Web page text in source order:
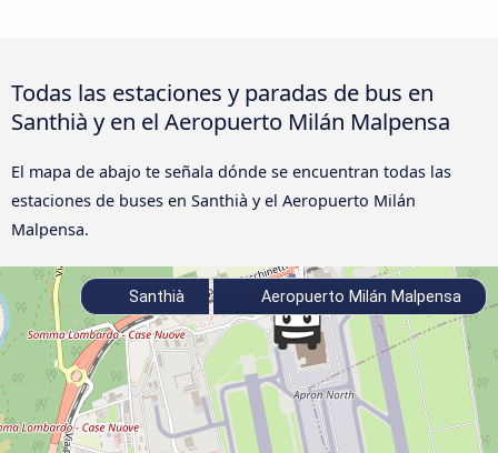
Todas las estaciones y paradas de bus en
Santhià y en el Aeropuerto Milán Malpensa
El mapa de abajo te señala dónde se encuentran todas las
estaciones de buses en Santhià y el Aeropuerto Milán
Malpensa.
Santhià Aeropuerto Milán Malpensa